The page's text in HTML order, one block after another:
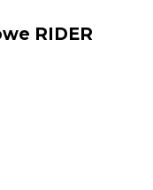
RIDER